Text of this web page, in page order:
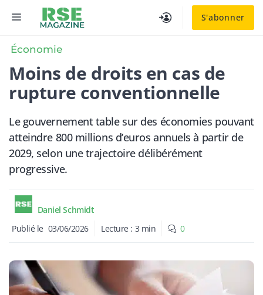
S'abonner
MENU
Économie
Moins de droits en cas de
rupture conventionnelle
Le gouvernement table sur des économies pouvant
atteindre 800 millions d’euros annuels à partir de
2029, selon une trajectoire délibérément
progressive.
Daniel Schmidt
Publié le 03/06/2026 Lecture : 3 min 0